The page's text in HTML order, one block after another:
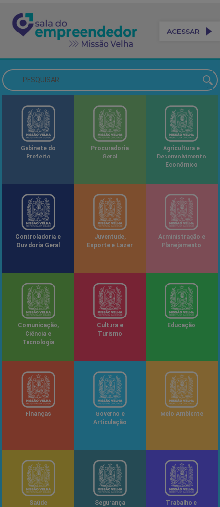
Gabinete do
Prefeito
Procuradoria
Geral
Agricultura e
Desenvolvimento
Econômico
Controladoria e
Ouvidoria Geral
Juventude,
Esporte e Lazer
Administração e
Planejamento
Comunicação,
Ciência e
Tecnologia
Cultura e
Turismo
Educação
Finanças
Governo e
Articulação
Meio Ambiente
Saúde
Segurança
Trabalho e